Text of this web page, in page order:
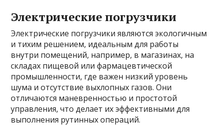
Электрические погрузчики
Электрические погрузчики являются экологичным
и тихим решением, идеальным для работы
внутри помещений, например, в магазинах, на
складах пищевой или фармацевтической
промышленности, где важен низкий уровень
шума и отсутствие выхлопных газов. Они
отличаются маневренностью и простотой
управления, что делает их эффективными для
выполнения рутинных операций.